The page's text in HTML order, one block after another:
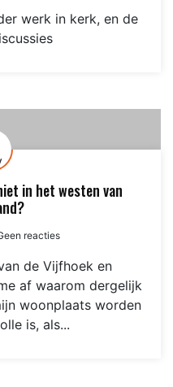
werk in kerk, en de
in het westen van
reacties
de Vijfhoek en
af waarom dergelijk
woonplaats worden
is, als...